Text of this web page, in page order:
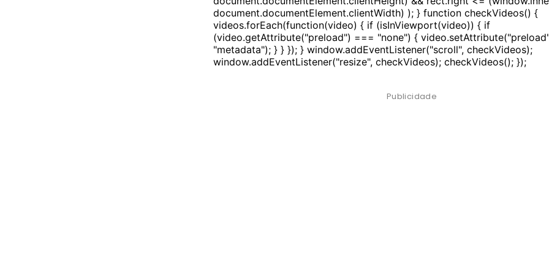
document.documentElement.clientWidth) ); } function checkVideos() {
videos.forEach(function(video) { if (isInViewport(video)) { if
(video.getAttribute("preload") === "none") {
"metadata"); } } }); } window.addEventListener("scroll", checkVideos);
window.addEventListener("resize", checkVideos); checkVideos(); });
Publicidade